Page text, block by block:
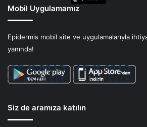
Mobil Uygulamamız
Epidermis mobil site ve uygulamalarıyla
yanında!
Siz de aramıza katılın